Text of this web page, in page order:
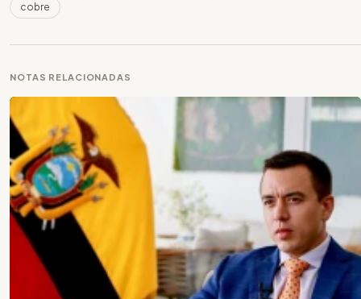
cobre
NOTAS RELACIONADAS